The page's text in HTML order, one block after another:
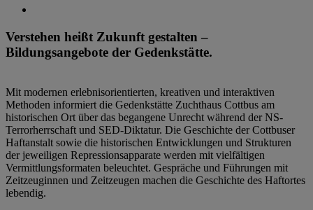
Verstehen heißt Zukunft gestalten –
Bildungsangebote der Gedenkstätte.
Mit modernen erlebnisorientierten, kreativen und interaktiven
Methoden informiert die Gedenkstätte Zuchthaus Cottbus am
historischen Ort über das begangene Unrecht während der NS-
Terrorherrschaft und SED-Diktatur. Die Geschichte der Cottbuser
Haftanstalt sowie die historischen Entwicklungen und Strukturen
der jeweiligen Repressionsapparate werden mit vielfältigen
Vermittlungsformaten beleuchtet. Gespräche und Führungen mit
Zeitzeuginnen und Zeitzeugen machen die Geschichte des Haftortes
lebendig.